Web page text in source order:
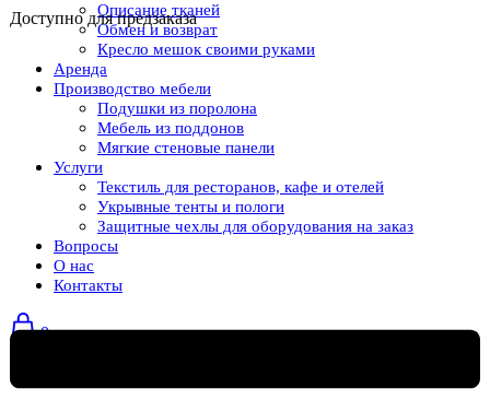
Описание тканей
Обмен и возврат
Кресло мешок своими руками
Аренда
Производство мебели
Подушки из поролона
Мебель из поддонов
Мягкие стеновые панели
Услуги
Текстиль для ресторанов, кафе и отелей
Укрывные тенты и пологи
Защитные чехлы для оборудования на заказ
Вопросы
О нас
Контакты
0
Доступно для предзаказа